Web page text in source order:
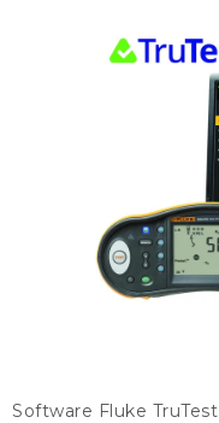
Obchodné podmienky
Software Fluke